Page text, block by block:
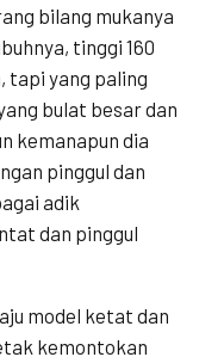
bilang mukanya
tinggi 160
tapi yang paling
bulat besar dan
kemanapun dia
pinggul dan
adik
dan pinggul
model ketat dan
kemontokan